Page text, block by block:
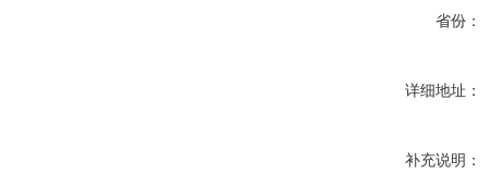
省份：
详细地址：
补充说明：